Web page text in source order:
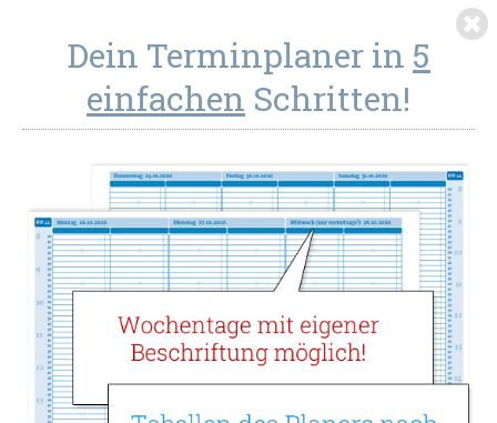
Terminplaner 6 Spalten - 15 Minuten-
Takt - mit Wunschdatum
Terminplaner 6 Spalten für mehrere Personen
Dein Terminplaner in 5
einfachen Schritten!